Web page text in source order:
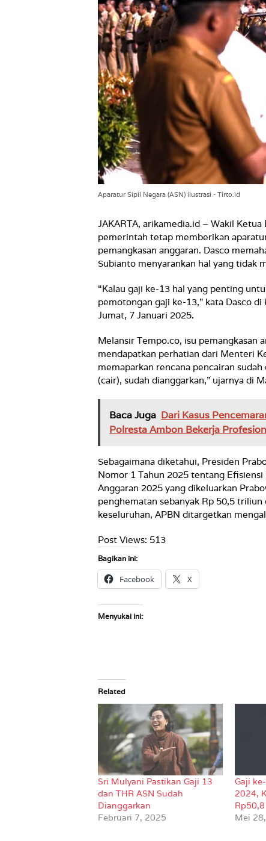
Aparatur Sipil Negara (ASN) ilustrasi - Tirto.id
JAKARTA, arikamedia.id – Wakil
pemerintah tetap memberikan
pemangkasan anggaran. Dasco
Subianto menyarankan hal yang tidak
“Kalau gaji ke-13 hal yang penting
pemotongan gaji ke-13,” kata Dasco
Jumat, 7 Januari 2025.
Melansir Tempo.co, isu pemangkasan
mendapatkan perhatian dari Menteri
memaparkan rencana pencairan
(cair), sudah dianggarkan,” ujarnya di
Baca Juga Dari Kasus
Polresta Ambon Bekerja
Sebagaimana diketahui, Presiden
Nomor 1 Tahun 2025 tentang Efisiensi
Anggaran 2025 yang dikeluarkan
penghematan sebanyak Rp 50,5 triliun
keseluruhan, APBN ditargetkan
Post Views: 513
Bagikan ini:
Facebook X
Menyukai ini:
Related
Sri Mulyani Pastikan Gaji 13
dan THR ASN Sudah
Dianggarkan
Februari 7, 2025
Gaji
2024,
Mei